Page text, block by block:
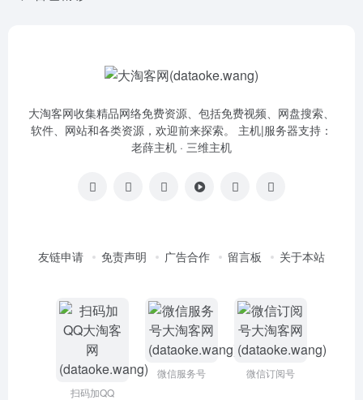
大淘客网收集精品网络免费资源、包括免费视频、网盘搜索、
软件、网站和各类资源，欢迎前来探索。 主机|服务器支持：
老薛主机 · 三维主机
友链申请 免责声明 广告合作 留言板 关于本站
扫码加QQ
微信服务号 微信订阅号